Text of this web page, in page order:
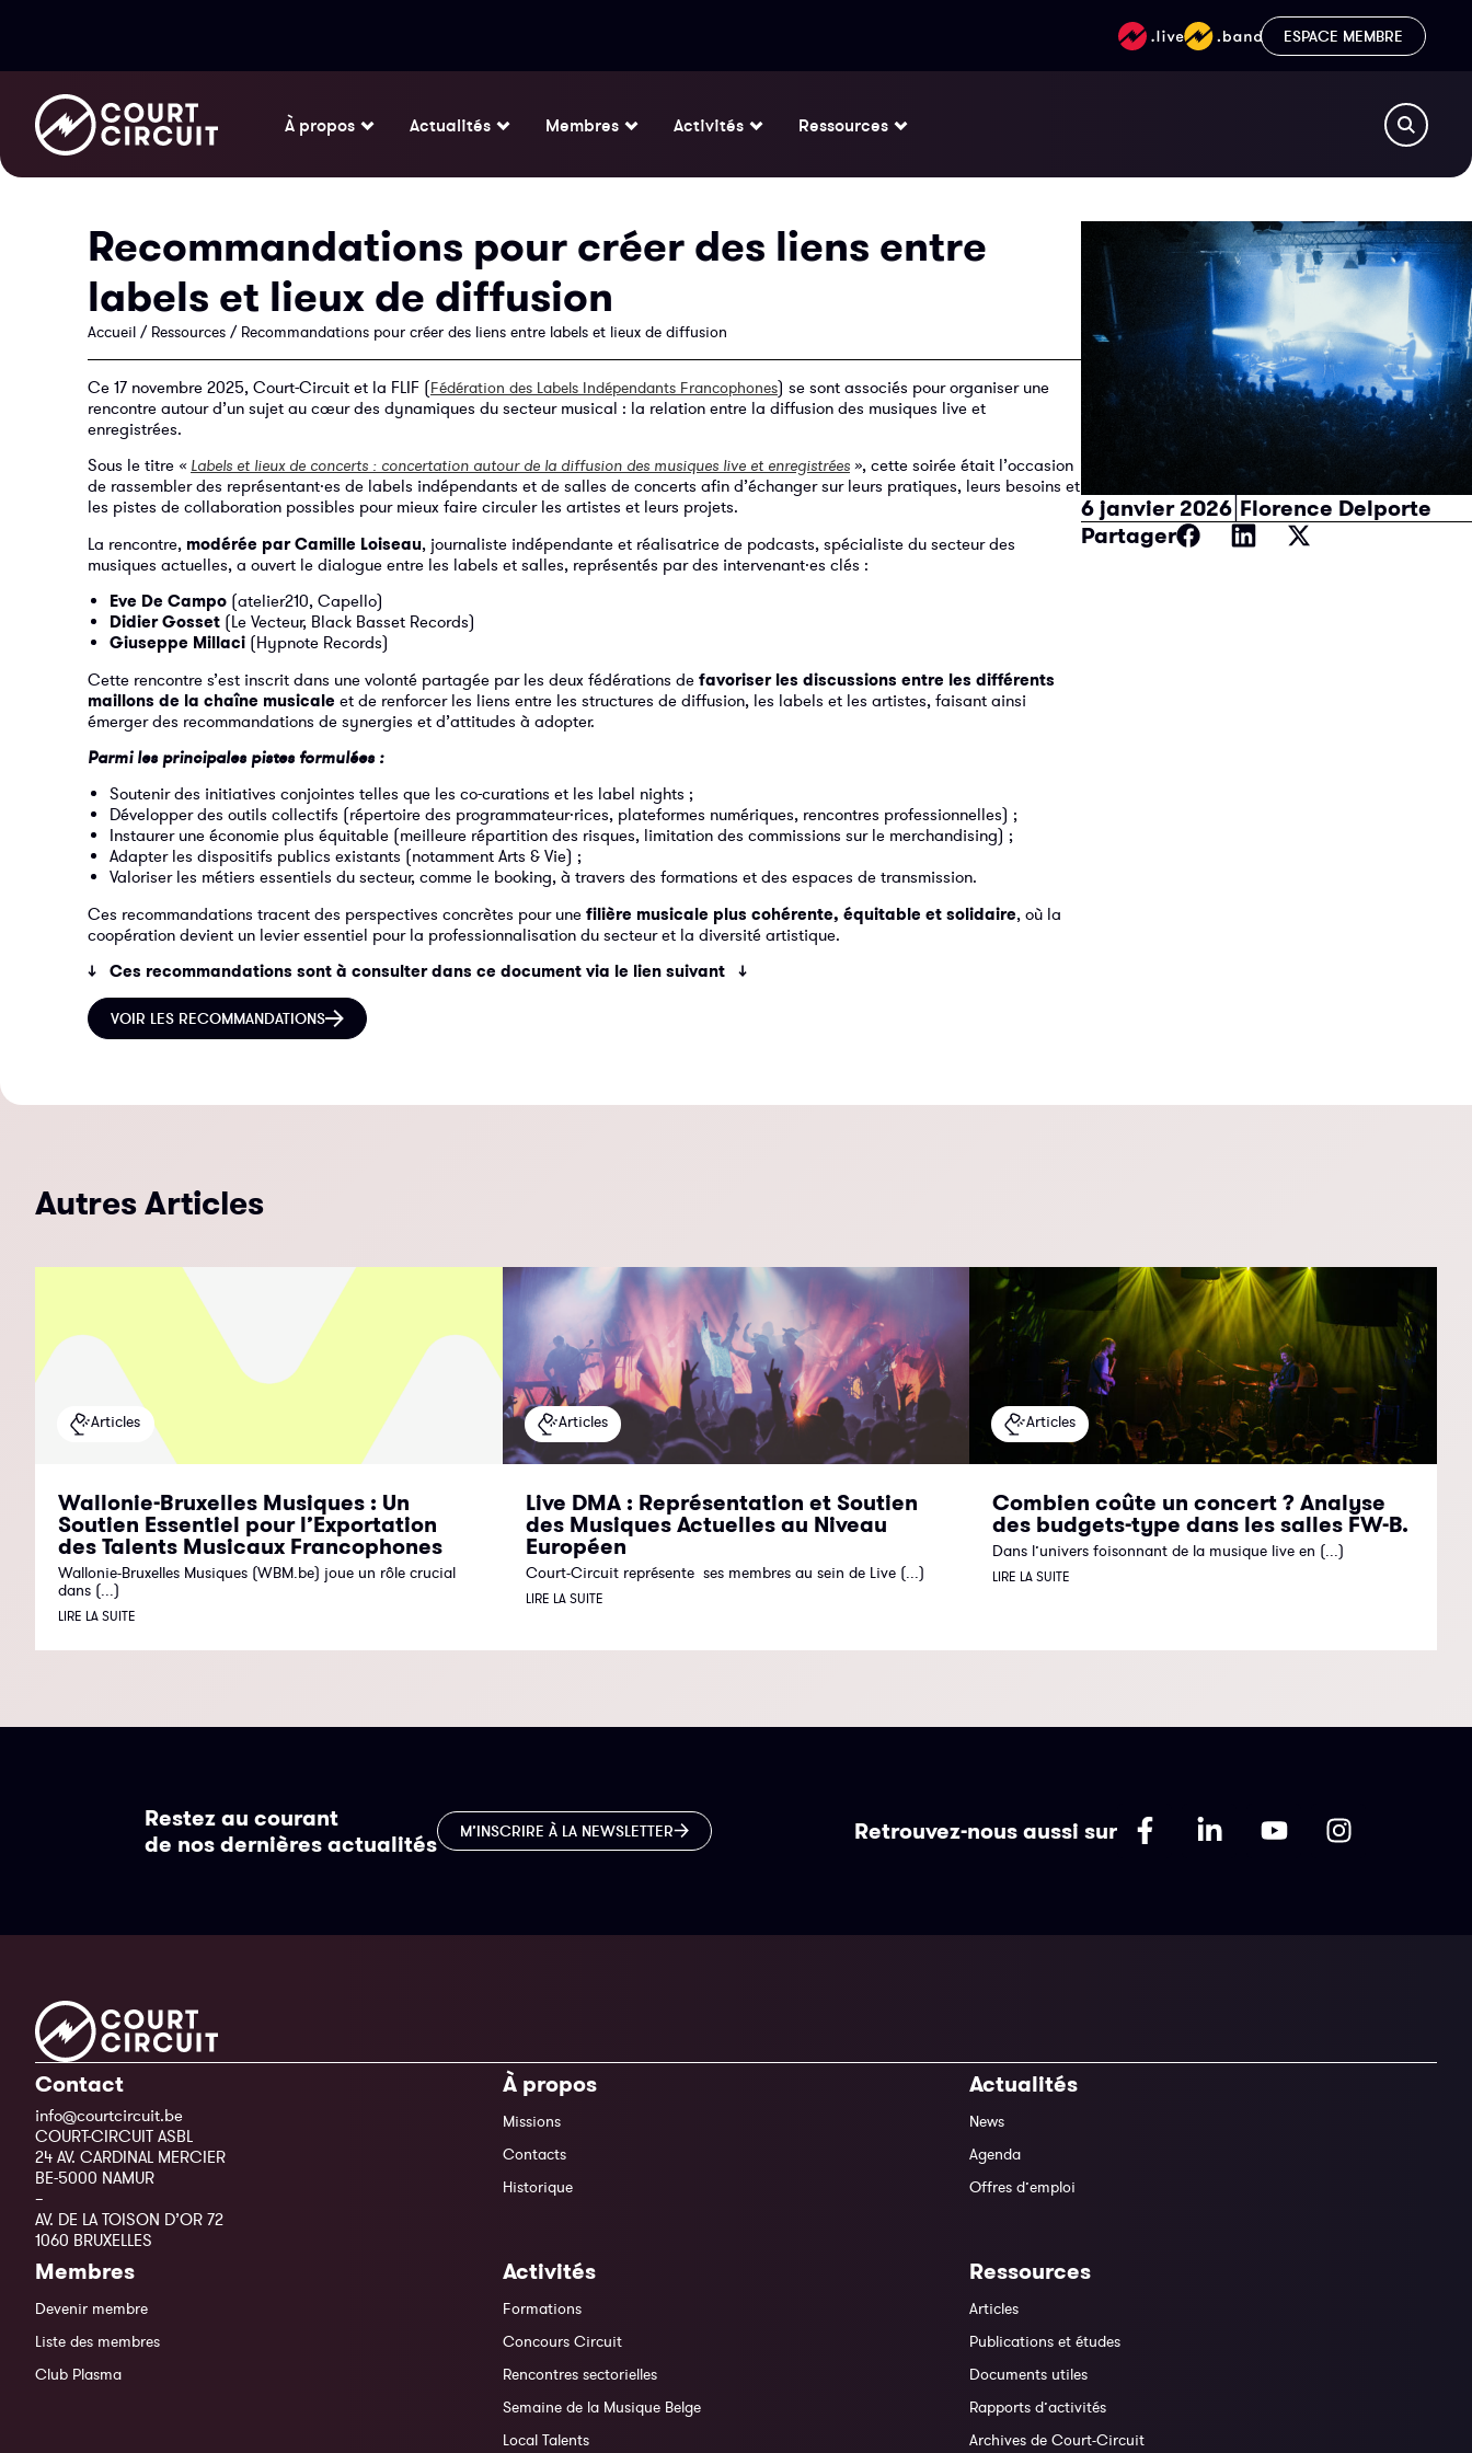
ESPACE MEMBRE
À propos Actualités Membres Activités Ressources
Recommandations pour créer des liens entre
labels et lieux de diffusion
Accueil / Ressources / Recommandations pour créer des liens entre labels et lieux de diffusion
Ce 17 novembre 2025, Court-Circuit et la FLIF (Fédération des Labels Indépendants Francophones) se sont associés pour organiser une
rencontre autour d’un sujet au cœur des dynamiques du secteur musical : la relation entre la diffusion des musiques live et
enregistrées.
Sous le titre « Labels et lieux de concerts : concertation autour de la diffusion des musiques live et enregistrées », cette soirée était l’occasion
de rassembler des représentant·es de labels indépendants et de salles de concerts afin d’échanger sur leurs pratiques, leurs besoins et
les pistes de collaboration possibles pour mieux faire circuler les artistes et leurs projets.
La rencontre, modérée par Camille Loiseau, journaliste indépendante et réalisatrice de podcasts, spécialiste du secteur des
musiques actuelles, a ouvert le dialogue entre les labels et salles, représentés par des intervenant·es clés :
Eve De Campo (atelier210, Capello)
Didier Gosset (Le Vecteur, Black Basset Records)
Giuseppe Millaci (Hypnote Records)
Cette rencontre s’est inscrit dans une volonté partagée par les deux fédérations de favoriser les discussions entre les différents
maillons de la chaîne musicale et de renforcer les liens entre les structures de diffusion, les labels et les artistes, faisant ainsi
émerger des recommandations de synergies et d’attitudes à adopter.
Parmi les principales pistes formulées :
Soutenir des initiatives conjointes telles que les co-curations et les label nights ;
Développer des outils collectifs (répertoire des programmateur·rices, plateformes numériques, rencontres professionnelles) ;
Instaurer une économie plus équitable (meilleure répartition des risques, limitation des commissions sur le merchandising) ;
Adapter les dispositifs publics existants (notamment Arts & Vie) ;
Valoriser les métiers essentiels du secteur, comme le booking, à travers des formations et des espaces de transmission.
Ces recommandations tracent des perspectives concrètes pour une filière musicale plus cohérente, équitable et solidaire, où la
coopération devient un levier essentiel pour la professionnalisation du secteur et la diversité artistique.
↓ Ces recommandations sont à consulter dans ce document via le lien suivant ↓
VOIR LES RECOMMANDATIONS
6 janvier 2026|Florence Delporte
Partager
Autres Articles
Articles
Wallonie-Bruxelles Musiques : Un
Soutien Essentiel pour l’Exportation
des Talents Musicaux Francophones
Wallonie-Bruxelles Musiques (WBM.be) joue un rôle crucial
dans (...)
LIRE LA SUITE
Articles
Live DMA : Représentation et Soutien
des Musiques Actuelles au Niveau
Européen
Court-Circuit représente ses membres au sein de Live (...)
LIRE LA SUITE
Articles
Combien coûte un concert ? Analyse
des budgets-type dans les salles FW-B.
Dans l’univers foisonnant de la musique live en (...)
LIRE LA SUITE
Restez au courant
de nos dernières actualités
M’INSCRIRE À LA NEWSLETTER Retrouvez-nous aussi sur
Contact
info@courtcircuit.be
COURT-CIRCUIT ASBL
24 AV. CARDINAL MERCIER
BE-5000 NAMUR
–
AV. DE LA TOISON D’OR 72
1060 BRUXELLES
À propos
Missions
Contacts
Historique
Actualités
News
Agenda
Offres d’emploi
Membres
Devenir membre
Liste des membres
Club Plasma
Activités
Formations
Concours Circuit
Rencontres sectorielles
Semaine de la Musique Belge
Local Talents
Ressources
Articles
Publications et études
Documents utiles
Rapports d’activités
Archives de Court-Circuit